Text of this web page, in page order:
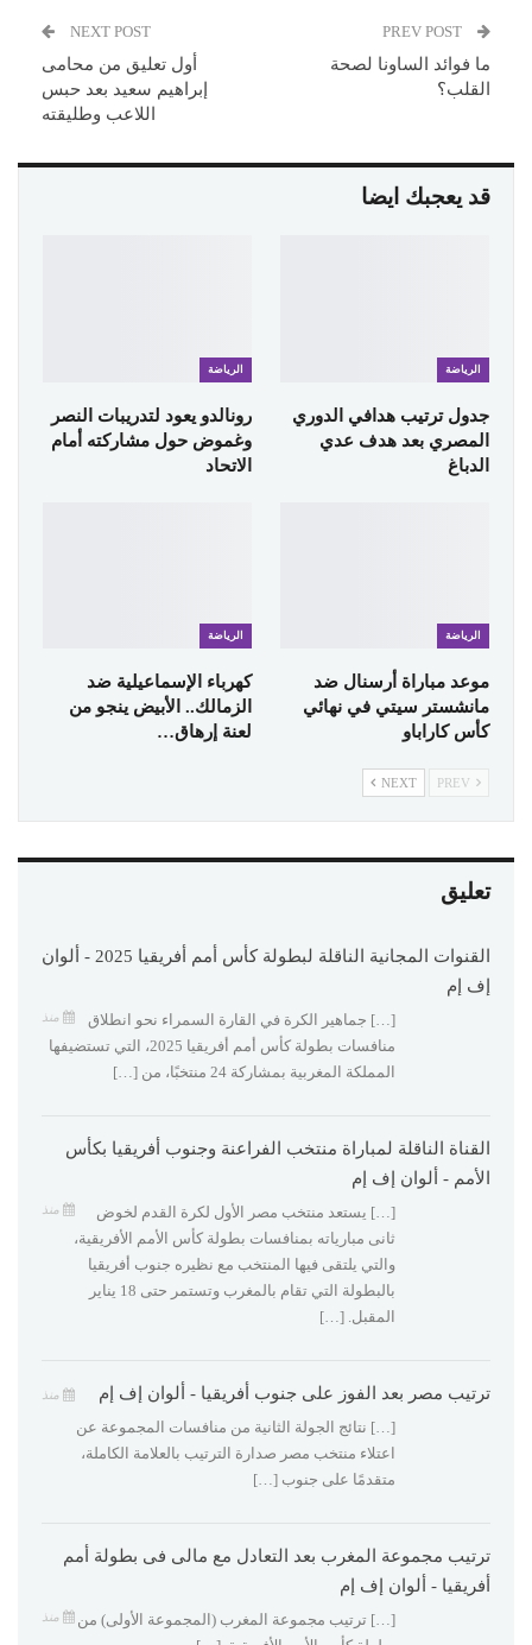
ما فوائد الساونا لصحة
القلب؟
NEXT POST
أول تعليق من محامى
إبراهيم سعيد بعد حبس
اللاعب وطليقته
قد يعجبك ايضا
الرياضة
جدول ترتيب هدافي الدوري
المصري بعد هدف عدي
الدباغ
الرياضة
رونالدو يعود لتدريبات النصر
وغموض حول مشاركته أمام
الاتحاد
الرياضة
موعد مباراة أرسنال ضد
مانشستر سيتي في نهائي
كأس كاراباو
الرياضة
كهرباء الإسماعيلية ضد
الزمالك.. الأبيض ينجو من
لعنة إرهاق…
NEXT
تعليق
القنوات المجانية الناقلة لبطولة كأس أمم أفريقيا 2025 - ألوان
إف إم
منذ
[…] جماهير الكرة في القارة السمراء نحو انطلاق
منافسات بطولة كأس أمم أفريقيا 2025، التي تستضيفها
المملكة المغربية بمشاركة 24 منتخبًا، من […]
القناة الناقلة لمباراة منتخب الفراعنة وجنوب أفريقيا بكأس
الأمم - ألوان إف إم
منذ
[…] يستعد منتخب مصر الأول لكرة القدم لخوض
ثانى مبارياته بمنافسات بطولة كأس الأمم الأفريقية،
والتي يلتقى فيها المنتخب مع نظيره جنوب أفريقيا
بالبطولة التي تقام بالمغرب وتستمر حتى 18 يناير
المقبل. […]
ترتيب مصر بعد الفوز على جنوب أفريقيا - ألوان إف إم منذ
[…] نتائج الجولة الثانية من منافسات المجموعة عن
اعتلاء منتخب مصر صدارة الترتيب بالعلامة الكاملة،
متقدمًا على جنوب […]
ترتيب مجموعة المغرب بعد التعادل مع مالى فى بطولة أمم
أفريقيا - ألوان إف إم
منذ
[…] ترتيب مجموعة المغرب (المجموعة الأولى) من